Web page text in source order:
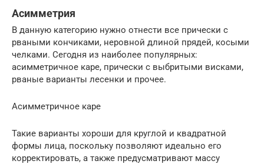
Асимметрия
В данную категорию нужно отнести все прически с
рваными кончиками, неровной длиной прядей, косыми
челками. Сегодня из наиболее популярных:
асимметричное каре, прически с выбритыми висками,
рваные варианты лесенки и прочее.
Асимметричное каре
Такие варианты хороши для круглой и квадратной
формы лица, поскольку позволяют идеально его
корректировать, а также предусматривают массу